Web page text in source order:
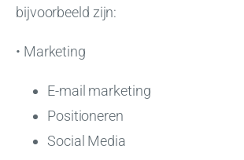
bijvoorbeeld zijn:
• Marketing
E-mail marketing
Positioneren
Social Media